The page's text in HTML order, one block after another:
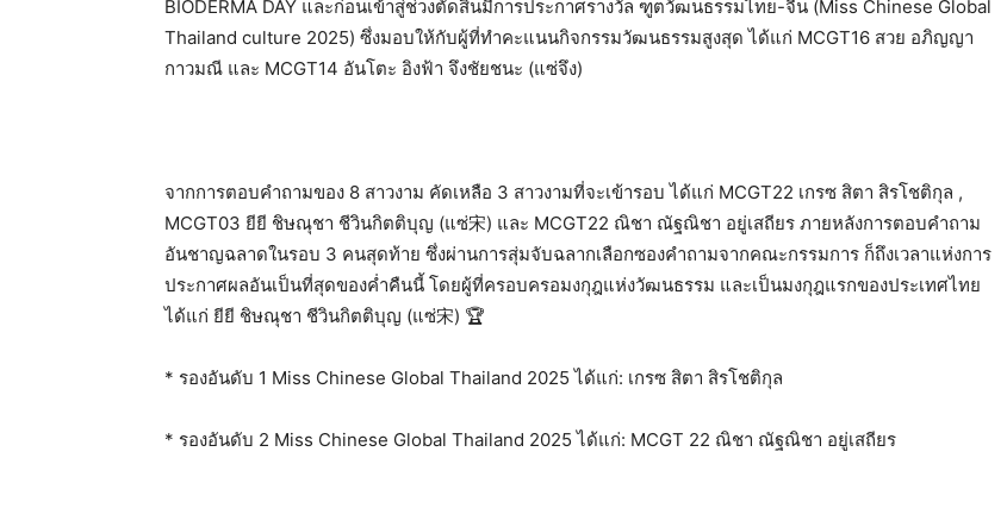
BIODERMA DAY และก่อนเข้าสู่ช่วงตัดสินมีการประกาศรางวัล ฑูตวัฒนธรรมไทย-จีน (Miss Chinese Global
Thailand culture 2025) ซึ่งมอบให้กับผู้ที่ทำคะแนนกิจกรรมวัฒนธรรมสูงสุด ได้แก่ MCGT16 สวย อภิญญา
กาวมณี และ MCGT14 อันโตะ อิงฟ้า จึงชัยชนะ (แซ่จึง)
จากการตอบคำถามของ 8 สาวงาม คัดเหลือ 3 สาวงามที่จะเข้ารอบ ได้แก่ MCGT22 เกรซ สิตา สิรโชติกุล ,
MCGT03 ยียี ชิษณุชา ชีวินกิตติบุญ (แซ่宋) และ MCGT22 ณิชา ณัฐณิชา อยู่เสถียร ภายหลังการตอบคำถาม
อันชาญฉลาดในรอบ 3 คนสุดท้าย ซึ่งผ่านการสุ่มจับฉลากเลือกซองคำถามจากคณะกรรมการ ก็ถึงเวลาแห่งการ
ประกาศผลอันเป็นที่สุดของค่ำคืนนี้ โดยผู้ที่ครอบครอมงกุฎแห่งวัฒนธรรม และเป็นมงกุฎแรกของประเทศไทย
ได้แก่ ยียี ชิษณุชา ชีวินกิตติบุญ (แซ่宋) 🏆
* รองอันดับ 1 Miss Chinese Global Thailand 2025 ได้แก่: เกรซ สิตา สิรโชติกุล
* รองอันดับ 2 Miss Chinese Global Thailand 2025 ได้แก่: MCGT 22 ณิชา ณัฐณิชา อยู่เสถียร